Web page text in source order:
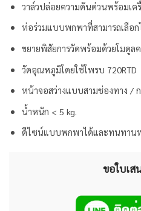
วาล์วปล่อยความดันด่วนพร้อมเครื่
ท่อร่วมแบบพกพาที่สามารถเลือ
ขยายพิสัยการวัดพร้อมด้วยโมดูล
วัดอุณหภูมิโดยใช้โพรบ 720RTD
หน้าจอสว่างแบบสามช่องทาง /
น้ำหนัก < 5 kg.
ดีไซน์แบบพกพาได้และทนทาน
ขอใบเส